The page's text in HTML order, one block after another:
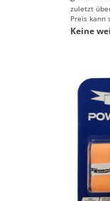
zuletzt
Preis kann
Keine